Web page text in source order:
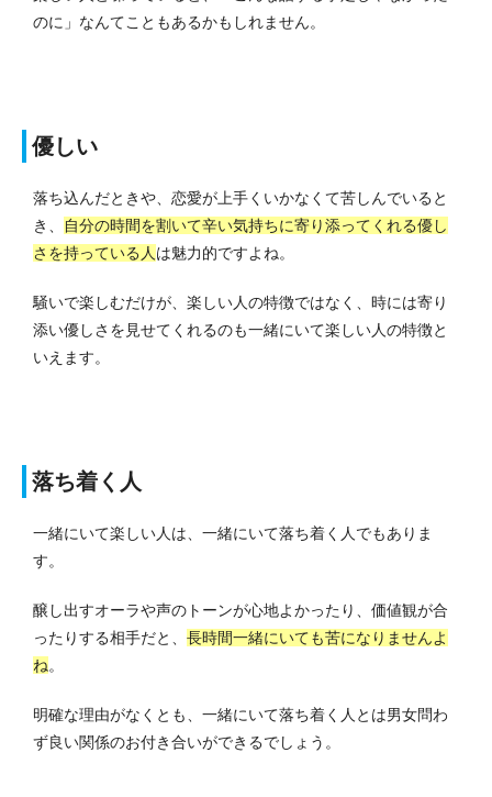
のに」なんてこともあるかもしれません。
優しい
落ち込んだときや、恋愛が上手くいかなくて苦しんでいると
き、
自分の時間を割いて辛い気持ちに寄り添ってくれる優し
さを持っている人 は魅力的ですよね。
騒いで楽しむだけが、楽しい人の特徴ではなく、時には寄り
添い優しさを見せてくれるのも一緒にいて楽しい人の特徴と
いえます。
落ち着く人
一緒にいて楽しい人は、一緒にいて落ち着く人でもありま
す。
醸し出すオーラや声のトーンが心地よかったり、価値観が合
ったりする相手だと、 長時間一緒にいても苦になりませんよ
ね。
明確な理由がなくとも、一緒にいて落ち着く人とは男女問わ
ず良い関係のお付き合いができるでしょう。